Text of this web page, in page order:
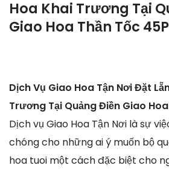
Hoa Khai Trương Tại
Giao Hoa Thần Tốc
Dịch Vụ Giao Hoa Tận Nơi Đặt
Trương Tại Quảng Điền Giao
Dịch vụ Giao Hoa Tận Nơi là sự
chóng cho những ai ý muốn bộ
hoa tuoi một cách đặc biệt cho